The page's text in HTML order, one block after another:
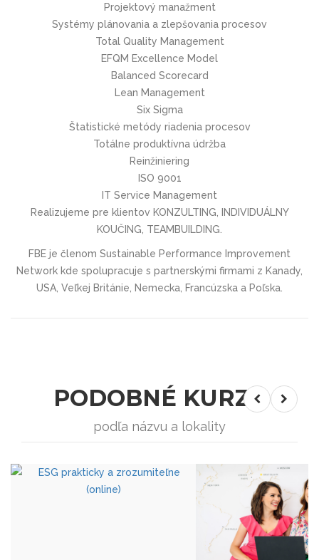
Projektový manažment
Systémy plánovania a zlepšovania procesov
Total Quality Management
EFQM Excellence Model
Balanced Scorecard
Lean Management
Six Sigma
Štatistické metódy riadenia procesov
Totálne produktívna údržba
Reinžiniering
ISO 9001
IT Service Management
Realizujeme pre klientov KONZULTING, INDIVIDUÁLNY
KOUČING, TEAMBUILDING.
FBE je členom Sustainable Performance Improvement
Network kde spolupracuje s partnerskými firmami z Kanady,
USA, Veľkej Británie, Nemecka, Francúzska a Poľska.
PODOBNÉ KURZY
podľa názvu a lokality